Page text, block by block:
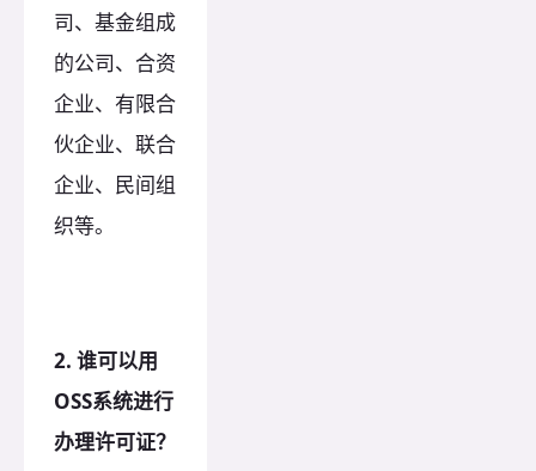
司、基金组成
的公司、合资
企业、有限合
伙企业、联合
企业、民间组
织等。
2. 谁可以用
OSS系统进行
办理许可证？